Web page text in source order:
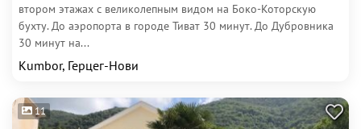
втором этажах с великолепным видом на Боко-Которскую
бухту. До аэропорта в городе Тиват 30 минут. До Дубровника
30 минут на...
Kumbor, Герцег-Нови
11